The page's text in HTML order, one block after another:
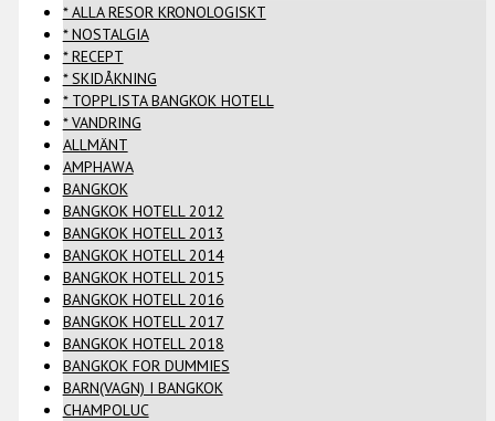
* ALLA RESOR KRONOLOGISKT
* NOSTALGIA
* RECEPT
* SKIDÅKNING
* TOPPLISTA BANGKOK HOTELL
* VANDRING
ALLMÄNT
AMPHAWA
BANGKOK
BANGKOK HOTELL 2012
BANGKOK HOTELL 2013
BANGKOK HOTELL 2014
BANGKOK HOTELL 2015
BANGKOK HOTELL 2016
BANGKOK HOTELL 2017
BANGKOK HOTELL 2018
BANGKOK FOR DUMMIES
BARN(VAGN) I BANGKOK
CHAMPOLUC